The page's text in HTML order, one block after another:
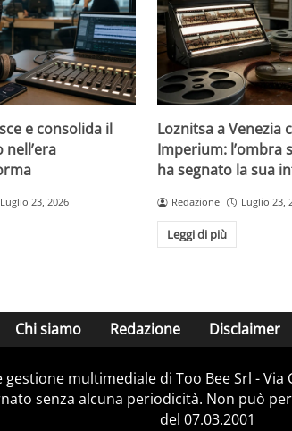
e consolida il
Luglio 23, 2026
Loznitsa a Venezia
Imperium: l’ombra
ha segnato la sua
Redazione Luglio 23,
Leggi di più
Chi siamo Redazione Disclaimer
multimediale di Too Bee Srl - Via
senza alcuna periodicità. Non può
del 07.03.2001